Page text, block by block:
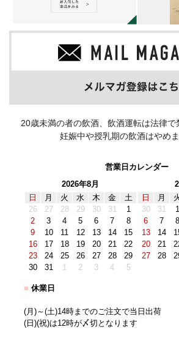
20歳未満の者の飲酒、飲酒運転は法律で
妊娠中や授乳期の飲酒はやめま
営業日カレンダー
2026年8月
日
月 火 水 木 金
土
26
27 28 29 30 31
1
2
3 4 5 6 7
8
9
10 11 12 13 14
15
16
17 18 19 20 21
22
23
24 25 26 27 28
29
30
31 1 2 3 4 5
日
月
30
31 1
6
7 8
13
14
20
21
27
28
■ 休業日
(月)～(土)14時までのご注文で当日出荷
(日)(祝)は12時が〆切となります